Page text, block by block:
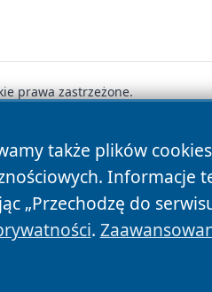
także plików
Informacje
„Przechodzę do
.
prawa zastrzeżone.
Polityka Cookies